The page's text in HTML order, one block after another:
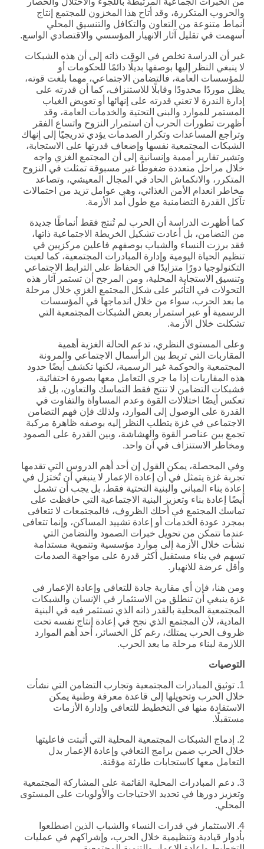
والحروب المتكررة، وقد أتاح هذا المخزون للمجتمع إنتاج
أنماط متنوعة من التعاون والتكافل والتنسيق المحلي
أسهمت في تقليل آثار الانهيار المؤسسي والاقتصادي الواسع.
غير أن الدراسة تخلص في الوقت ذاته إلى أن هذه الشبكات
لا ينبغي النظر إليها بوصفها بديلًا دائمًا للحكومات أو
للمؤسسات العامة، فالتضامن الاجتماعي، مهما بلغت قوته،
يظل موردًا محدودًا وقابلًا للاستنزاف، كما أن قدرته على
إدارة الندرة لا تعني قدرته على إنهائها أو تعويض الغياب
المستمر للموارد والبنى التحتية والخدمات العامة، وقد
أظهرت تطورات الحرب أن استمرار النزوح واتساع الفقر
وتراجع المساعدات وتكرار الصدمات يؤدي تدريجيًا إلى إنهاك
الشبكات المجتمعية نفسها وإضعاف قدرتها على الاستجابة،
وتشير تقارير أممية وإنسانية إلى أن المجتمع الغزي واجه
خلال مراحل متعددة ضغوطًا غير مسبوقة تمثلت في النزوح
المتكرر، والانكماش الحاد في المجال المعيشي، وتصاعد
مخاطر انعدام الأمن الغذائي، وهي عوامل تزيد من احتمالات
تآكل القدرة التضامنية مع طول أمد الأزمة.
كما أظهرت الدراسة أن الحرب لم تُنتج فقط أنماطًا جديدة
من التضامن، بل أعادت تشكيل الخريطة الاجتماعية ذاتها،
فقد برزت النساء والشباب بوصفهم فاعلين مركزيين في
تنظيم الحياة اليومية وإدارة المبادرات المجتمعية، كما لعبت
التكنولوجيا دورًا متزايدًا في الحفاظ على الترابط الاجتماعي
وتنسيق الاستجابة المحلية، ومن المرجح أن تستمر آثار هذه
التحولات في التأثير على شكل المجتمع الغزي خلال مرحلة
ما بعد الحرب، سواء من خلال اندماجها في المؤسسات
الرسمية أو عبر استمرار بعض الشبكات المجتمعية التي
تشكلت خلال الأزمة.
وعلى المستوى النظري، تدعم الحالة الغزية أهمية
المقاربات التي تربط بين الرأسمال الاجتماعي والمرونة
المجتمعية والحوكمة غير الرسمية، لكنها تكشف أيضًا حدود
هذه المقاربات إذا ما جرى التعامل معها بصورة احتفائية،
فشبكات التضامن لا تنتج فقط التماسك والتعاون، بل قد
تعكس أيضًا اختلالات القوة وعدم المساواة والتفاوت في
القدرة على الوصول إلى الموارد، ولذلك فإن فهم التضامن
الاجتماعي في غزة يتطلب النظر إليه بوصفه ظاهرة مركبة
تجمع بين عناصر القوة والهشاشة، وبين القدرة على الصمود
ومخاطر الاستنزاف في آن واحد.
وفي المحصلة، يمكن القول إن أحد أهم الدروس التي تقدمها
تجربة غزة يتمثل في أن إعادة الإعمار لا ينبغي أن تُختزل في
إعادة بناء المباني والبنية التحتية فقط، بل يجب أن تشمل
أيضًا إعادة بناء وتعزيز البنية الاجتماعية التي حافظت على
تماسك المجتمع في أحلك الظروف، فالمجتمعات لا تتعافى
بمجرد عودة الخدمات أو إعادة تشييد المساكن، وإنما تتعافى
عندما تتمكن من تحويل خبرات الصمود والتضامن التي
نشأت خلال الأزمة إلى موارد مؤسسية وتنموية مستدامة
تسهم في بناء مستقبل أكثر قدرة على مواجهة الصدمات
وأقل عرضة للانهيار.
ومن هنا، فإن أي مقاربة جادة للتعافي وإعادة الإعمار في
غزة ينبغي أن تنطلق من الاستثمار في الإنسان والشبكات
المجتمعية المحلية بالقدر ذاته الذي تستثمر فيه في البنية
المادية، لأن المجتمع الذي نجح في إعادة إنتاج نفسه تحت
ظروف الحرب يمتلك، رغم كل الخسائر، أحد أهم الموارد
اللازمة لبناء مرحلة ما بعد الحرب.
التوصيات
1. توثيق المبادرات المجتمعية وتجارب التضامن التي نشأت
خلال الحرب وتحويلها إلى قاعدة معرفة وطنية يمكن
الاستفادة منها في التخطيط للتعافي وإدارة الأزمات
مستقبلًا.
2. إدماج الشبكات المجتمعية المحلية التي أثبتت فاعليتها
خلال الحرب ضمن برامج التعافي وإعادة الإعمار بدل
التعامل معها كاستجابات طارئة مؤقتة.
3. دعم المبادرات المحلية القائمة على المشاركة المجتمعية
وتعزيز دورها في تحديد الاحتياجات والأولويات على المستوى
المحلي.
4. الاستثمار في قدرات النساء والشباب الذين اضطلعوا
بأدوار قيادية وتنظيمية خلال الحرب، وإشراكهم في عمليات